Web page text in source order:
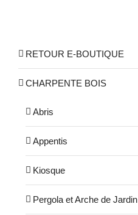
RETOUR E-BOUTIQUE
CHARPENTE BOIS
Abris
Appentis
Kiosque
Pergola et Arche de Jardin